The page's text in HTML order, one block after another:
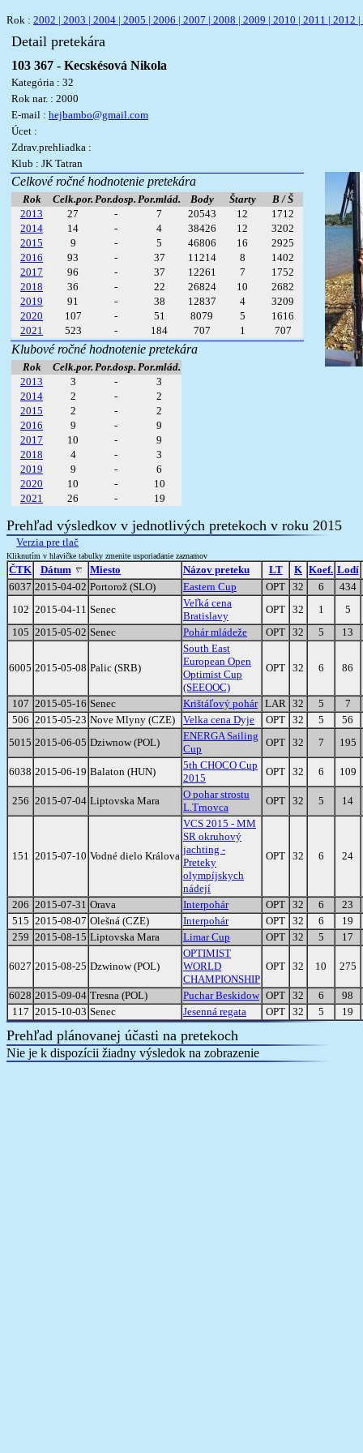
Rok : 2002 | 2003 | 2004 | 2005 | 2006 | 2007 | 2008 | 2009 | 2010 | 2011 | 2012 |
Detail pretekára
103 367 - Kecskésová Nikola
Kategória : 32
Rok nar. : 2000
E-mail : hejbambo@gmail.com
Úcet :
Zdrav.prehliadka :
Klub : JK Tatran
Celkové ročné hodnotenie pretekára
Rok Celk.por. Por.dosp. Por.mlád. Body Štarty
B / Š
2013
27 - 7 20543 12
1712
2014
14 - 4 38426 12
3202
2015
9 - 5 46806 16
2925
2016
93 - 37 11214 8
1402
2017
96 - 37 12261 7
1752
2018
36 - 22 26824 10
2682
2019
91 - 38 12837 4
3209
2020
107 - 51 8079 5
1616
2021
523 - 184 707 1 707
Klubové ročné hodnotenie pretekára
Rok Celk.por. Por.dosp. Por.mlád.
2013
3 -
3
2014
2 -
2
2015
2 -
2
2016
9 -
9
2017
10 -
9
2018
4 -
3
2019
9 -
6
2020
10 -
10
2021
26 - 19
Prehľad výsledkov v jednotlivých pretekoch v roku 2015
Verzia pre tlač
Kliknutím v hlavičke tabulky zmenite usporiadanie zaznamov
ČTK Dátum Miesto Názov preteku LT K Koef. Lodí
6037 2015-04-02 Portorož (SLO) Eastern Cup OPT 32 6
434
102 2015-04-11 Senec
Veľká cena
Bratislavy
OPT 32 1
5
105 2015-05-02 Senec Pohár mládeže OPT 32 5 13
6005 2015-05-08 Palic (SRB)
South East
European Open
Optimist Cup
(SEEOOC)
OPT 32 6 86
107 2015-05-16 Senec Krištáľový pohár LAR 32 5
7
506 2015-05-23 Nove Mlyny (CZE) Velka cena Dyje OPT 32 5
56
5015 2015-06-05 Dziwnow (POL)
ENERGA Sailing
Cup
OPT 32 7 195
6038 2015-06-19 Balaton (HUN)
5th CHOCO Cup
2015
OPT 32 6 109
256 2015-07-04 Liptovska Mara
O pohar strostu
L.Trnovca
OPT 32 5 14
151 2015-07-10 Vodné dielo Králova
VCS 2015 - MM
SR okruhový
jachting -
Preteky
olympíjskych
nádejí
OPT 32 6 24
206 2015-07-31 Orava Interpohár OPT 32 6
23
515 2015-08-07 Olešná (CZE) Interpohár OPT 32 6
19
259 2015-08-15 Liptovska Mara Limar Cup OPT 32 5 17
6027 2015-08-25 Dzwinow (POL)
OPTIMIST
WORLD
CHAMPIONSHIP
OPT 32 10 275
6028 2015-09-04 Tresna (POL) Puchar Beskidow OPT 32 6
98
117 2015-10-03 Senec Jesenná regata OPT 32 5 19
Prehľad plánovanej účasti na pretekoch
Nie je k dispozícii žiadny výsledok na zobrazenie